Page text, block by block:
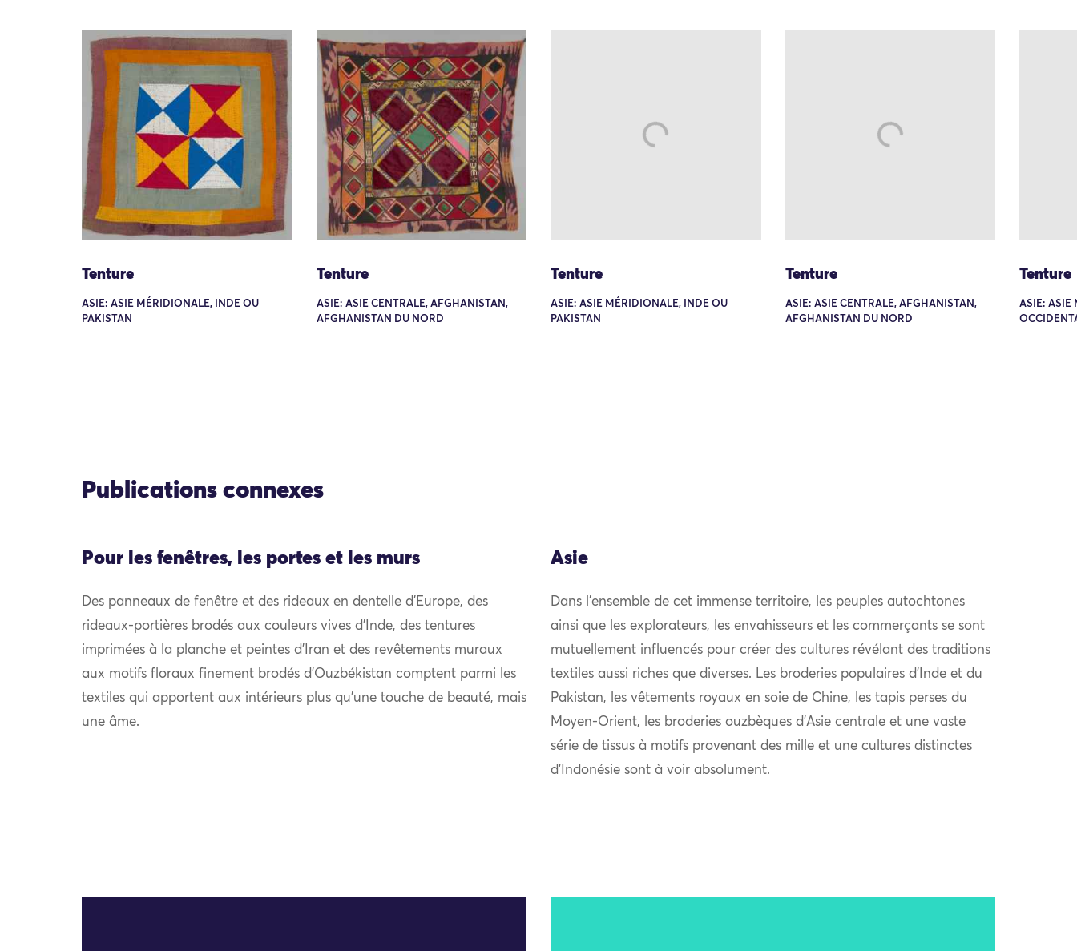
Tenture
ASIE: ASIE MÉRIDIONALE, INDE OU
PAKISTAN
Tenture
ASIE: ASIE CENTRALE, AFGHANISTAN,
AFGHANISTAN DU NORD
Tenture
ASIE: ASIE MÉRIDIONALE, INDE OU
PAKISTAN
Tenture
ASIE: ASIE CENTRALE, AFGHANISTAN,
AFGHANISTAN DU NORD
Tenture
ASIE: ASIE
Publications connexes
Pour les fenêtres, les portes et les murs
Des panneaux de fenêtre et des rideaux en dentelle d’Europe, des
rideaux-portières brodés aux couleurs vives d’Inde, des tentures
imprimées à la planche et peintes d’Iran et des revêtements muraux
aux motifs floraux finement brodés d’Ouzbékistan comptent parmi les
textiles qui apportent aux intérieurs plus qu’une touche de beauté, mais
une âme.
Asie
Dans l’ensemble de cet immense territoire, les peuples autochtones
ainsi que les explorateurs, les envahisseurs et les commerçants se sont
mutuellement influencés pour créer des cultures révélant des traditions
textiles aussi riches que diverses. Les broderies populaires d’Inde et du
Pakistan, les vêtements royaux en soie de Chine, les tapis perses du
Moyen-Orient, les broderies ouzbèques d’Asie centrale et une vaste
série de tissus à motifs provenant des mille et une cultures distinctes
d’Indonésie sont à voir absolument.